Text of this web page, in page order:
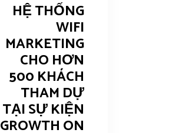
HỆ THỐNG
WIFI
MARKETING
CHO HƠN
500 KHÁCH
THAM DỰ
TẠI SỰ KIỆN
GROWTH ON